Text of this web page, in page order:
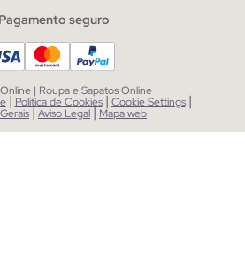
Pagamento seguro
| Roupa e Sapatos Online
| Política de Cookies | Cookie Settings |
|Aviso Legal| Mapa web